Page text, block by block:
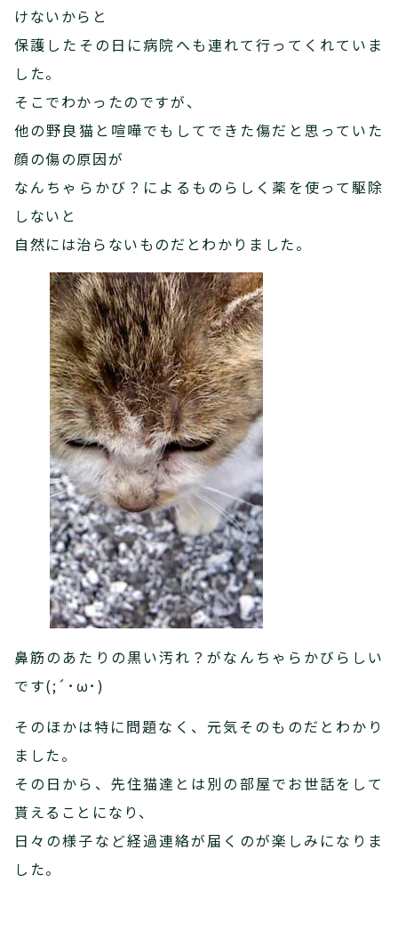
けないからと
保護したその日に病院へも連れて行ってくれていま
した。
そこでわかったのですが、
他の野良猫と喧嘩でもしてできた傷だと思っていた
顔の傷の原因が
なんちゃらかび？によるものらしく薬を使って駆除
しないと
自然には治らないものだとわかりました。
鼻筋のあたりの黒い汚れ？がなんちゃらかびらしい
です(;´･ω･)
そのほかは特に問題なく、元気そのものだとわかり
ました。
その日から、先住猫達とは別の部屋でお世話をして
貰えることになり、
日々の様子など経過連絡が届くのが楽しみになりま
した。